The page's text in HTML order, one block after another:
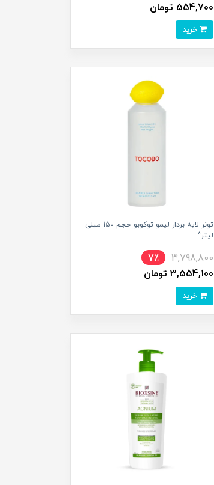
554,700 تومان
خرید
تونر لایه بردار لیمو توکوبو حجم 150 میلی
لیتر^
3,798,800
7٪
3,554,100 تومان
خرید